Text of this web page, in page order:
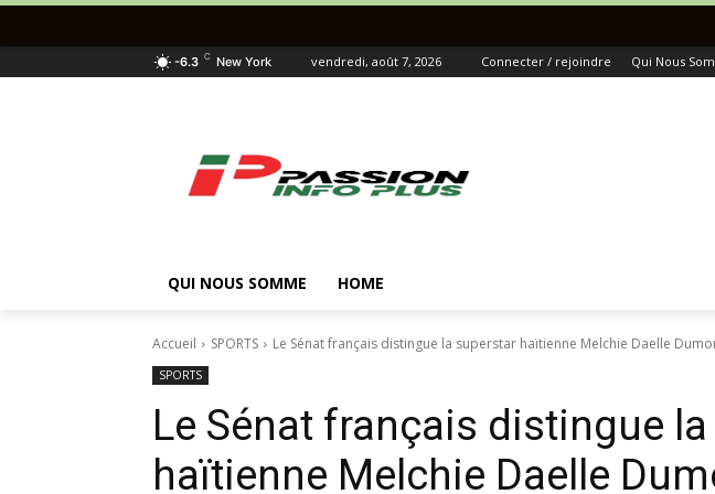
-6.3 C New York vendredi, août 7, 2026 Connecter / rejoindre Qui Nous
QUI NOUS SOMME HOME
Accueil SPORTS Le Sénat français distingue la superstar haïtienne Melchie Daelle
SPORTS
Le Sénat français distingue
haïtienne Melchie Daelle